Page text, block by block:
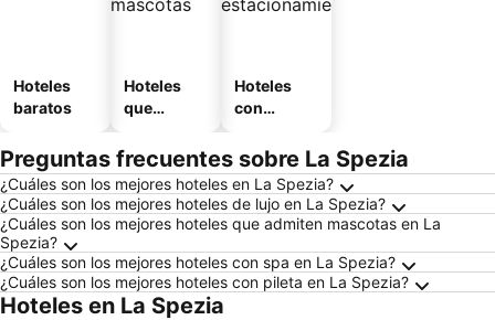
Hoteles
baratos
Hoteles
que
mascotas
Hoteles
con
miento
Preguntas frecuentes sobre La Spezia
¿Cuáles son los mejores hoteles en La Spezia?
¿Cuáles son los mejores hoteles de lujo en La Spezia?
¿Cuáles son los mejores hoteles que admiten mascotas en La
Spezia?
¿Cuáles son los mejores hoteles con spa en La Spezia?
¿Cuáles son los mejores hoteles con pileta en La Spezia?
Hoteles en La Spezia